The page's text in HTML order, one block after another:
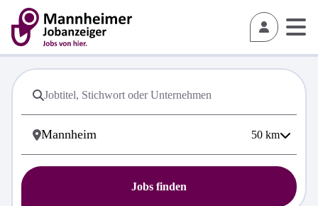
50 km
Jobs finden